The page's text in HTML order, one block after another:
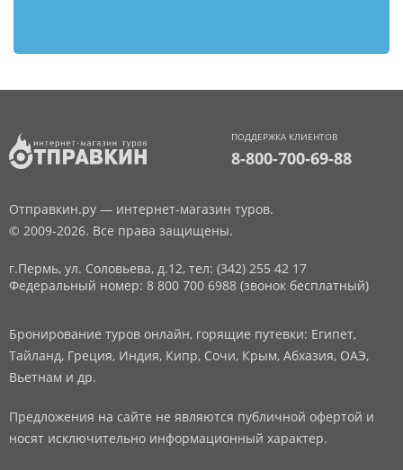
ПОДДЕРЖКА КЛИЕНТОВ
8-800-700-69-88
Отправкин.ру — интернет-магазин туров.
© 2009-2026. Все права защищены.
г.Пермь, ул. Соловьева, д.12, тел: (342) 255 42 17
Федеральный номер: 8 800 700 6988 (звонок бесплатный)
Бронирование туров онлайн, горящие путевки: Египет,
Тайланд, Греция, Индия, Кипр, Сочи, Крым, Абхазия, ОАЭ,
Вьетнам и др.
Предложения на сайте не являются публичной офертой и
носят исключительно информационный характер.